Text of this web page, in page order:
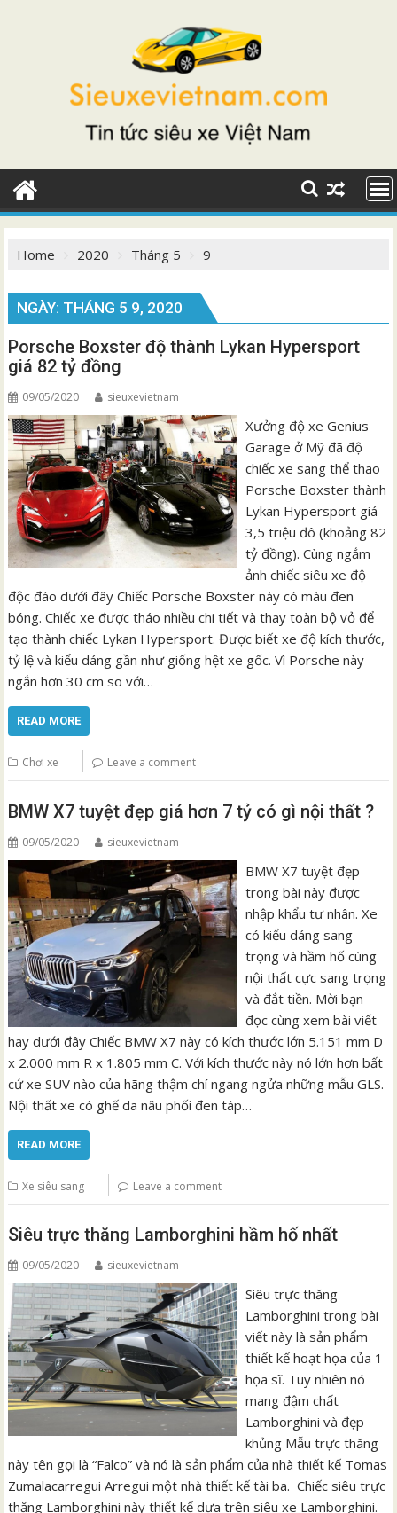
Home 2020 Tháng 5 9
NGÀY: THÁNG 5 9, 2020
Porsche Boxster độ thành Lykan Hypersport
giá 82 tỷ đồng
09/05/2020 sieuxevietnam
Xưởng độ xe Genius
Garage ở Mỹ đã độ
chiếc xe sang thể thao
Porsche Boxster thành
Lykan Hypersport giá
3,5 triệu đô (khoảng 82
tỷ đồng). Cùng ngắm
ảnh chiếc siêu xe độ
độc đáo dưới đây Chiếc Porsche Boxster này có màu đen
bóng. Chiếc xe được tháo nhiều chi tiết và thay toàn bộ vỏ để
tạo thành chiếc Lykan Hypersport. Được biết xe độ kích thước,
tỷ lệ và kiểu dáng gần như giống hệt xe gốc. Vì Porsche này
ngắn hơn 30 cm so với…
READ MORE
Chơi xe Leave a comment
BMW X7 tuyệt đẹp giá hơn 7 tỷ có gì nội thất ?
09/05/2020 sieuxevietnam
BMW X7 tuyệt đẹp
trong bài này được
nhập khẩu tư nhân. Xe
có kiểu dáng sang
trọng và hầm hố cùng
nội thất cực sang trọng
và đắt tiền. Mời bạn
đọc cùng xem bài viết
hay dưới đây Chiếc BMW X7 này có kích thước lớn 5.151 mm D
x 2.000 mm R x 1.805 mm C. Với kích thước này nó lớn hơn bất
cứ xe SUV nào của hãng thậm chí ngang ngửa những mẫu GLS.
Nội thất xe có ghế da nâu phối đen táp…
READ MORE
Xe siêu sang Leave a comment
Siêu trực thăng Lamborghini hầm hố nhất
09/05/2020 sieuxevietnam
Siêu trực thăng
Lamborghini trong bài
viết này là sản phẩm
thiết kế hoạt họa của 1
họa sĩ. Tuy nhiên nó
mang đậm chất
Lamborghini và đẹp
khủng Mẫu trực thăng
này tên gọi là “Falco” và nó là sản phẩm của nhà thiết kế Tomas
Zumalacarregui Arregui một nhà thiết kế tài ba. Chiếc siêu trực
thăng Lamborghini này thiết kế dựa trên siêu xe Lamborghini.